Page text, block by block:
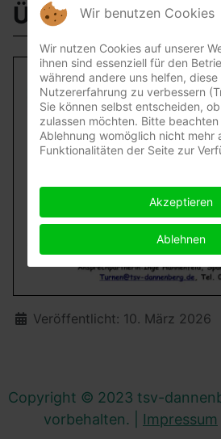
Übungsleiter/in
DetailsVeröffentlicht: 10. März 2026
Copyright © 2023 tsv-
vorbehalten. | Impressum
Wir benutzen Cookies
Wir nutzen Cookies auf unserer
ihnen sind essenziell für den
während andere uns helfen,
Nutzererfahrung zu verbessern
Sie können selbst entscheiden,
zulassen möchten. Bitte
Ablehnung womöglich nicht mehr
Funktionalitäten der Seite zur
Akzeptieren
Ablehnen